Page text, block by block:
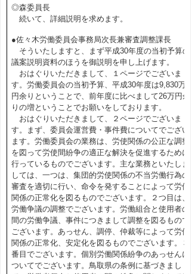
◎森委員長
続いて、詳細説明を求めます。
●佐々木労働委員会事務局次長兼審査調整課長
そういたしますと、まず平成30年度の当初予算の
議案説明資料のほうを御説明を申し上げます。
おはぐりいただきまして、１ページでございま
す。労働委員会の当初予算、平成30年度は9,830万
円余りということで、前年度に比べまして26万円余
りの増ということでお願いをしております。
おはぐりいただきまして、２ページでございま
す。まず、委員会運営費・事件費についてでござい
ます。労働委員会の業務は、労使関係の公正な調整
を図って労使間紛争の適正な解決を促進するために
行っているものでございます。主な業務といたしま
しては、一つは、集団的労使関係の不当労働行為の
審査を適切に行い、命令を発することによって労使
関係の正常化を図るものでございます。２つ目は、
労働争議の調整でございます。労働組合と使用者の
間の労働争議、事件につきまして調整を図るもので
ございます。あっせん、調停、仲裁等によって労使
関係の正常化、安定化を図るものでございます。３
番目でございます。個別労働関係紛争のあっせんに
ついてでございます。鳥取県の条例に基づきまし